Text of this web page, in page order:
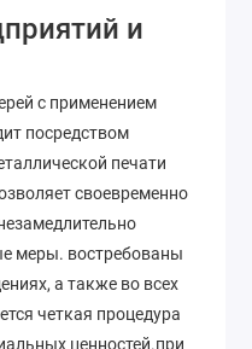
и
с применением
посредством
печати
своевременно
меры. востребованы
а также во всех
четкая процедура
ценностей.при